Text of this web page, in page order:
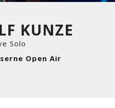
KUNZE
Solo
Open Air